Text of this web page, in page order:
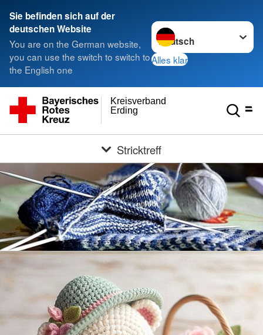
Sie befinden sich auf der
deutschen Website
You are on the German website,
you can use the switch to switch to
the English one
Sprache wechseln zu
Alles klar
Erding
Kreisverband
Stricktreff